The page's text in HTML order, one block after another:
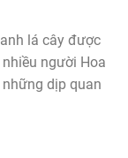
lá cây được
người Hoa
dịp quan